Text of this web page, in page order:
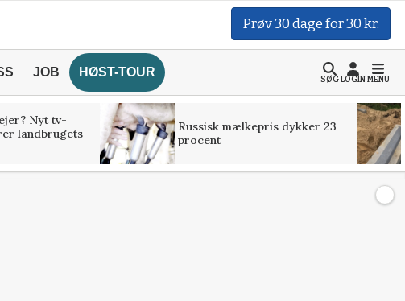
Prøv 30 dage for 30 kr.
JOB HØST-TOUR
SØGLOGINMENU
Nyt tv-
landbrugets
Russisk mælkepris dykker 23
procent